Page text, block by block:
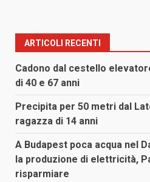
ARTICOLI RECENTI
Cadono dal cestello
di 40 e 67 anni
Precipita per 50 metri dal
ragazza di 14 anni
A Budapest poca acqua nel
la produzione di elettricità,
risparmiare